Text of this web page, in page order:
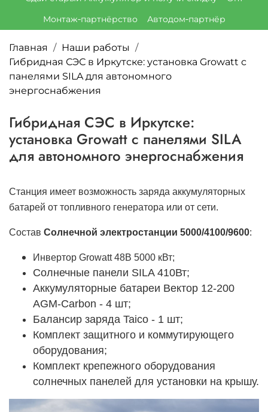
Монтаж‑партнёрство
Автодом‑партнёр
Главная
Наши работы
Гибридная СЭС в Иркутске: установка Growatt с
панелями SILA для автономного
энергоснабжения
Гибридная СЭС в Иркутске:
установка Growatt с панелями SILA
для автономного энергоснабжения
Станция имеет возможность заряда аккумуляторных
батарей от топливного генератора или от сети.
Состав Солнечной электростанции 5000/4100/9600:
Инвертор Growatt 48В 5000 кВт;
Солнечные панели SILA 410Вт;
Аккумуляторные батареи Вектор 12-200
AGM-Carbon - 4 шт;
Балансир заряда Taico - 1 шт;
Комплект защитного и коммутирующего
оборудования;
Комплект крепежного оборудования
солнечных панелей для установки на крышу.